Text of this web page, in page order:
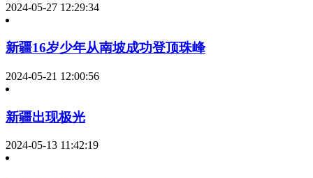
2024-05-27 12:29:34
新疆16岁少年从南坡成功登顶珠峰
2024-05-21 12:00:56
新疆出现极光
2024-05-13 11:42:19